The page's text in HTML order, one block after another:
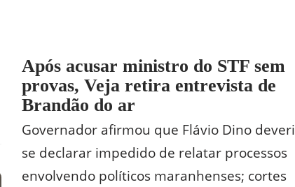
Após acusar ministro do STF sem
provas, Veja retira entrevista de
Brandão do ar
Governador afirmou que Flávio Dino
se declarar impedido de relatar processos
envolvendo políticos maranhenses; cortes